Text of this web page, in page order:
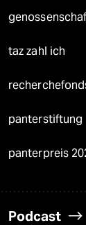
taz zahl ich
panterstiftung
panterpreis
Podcast